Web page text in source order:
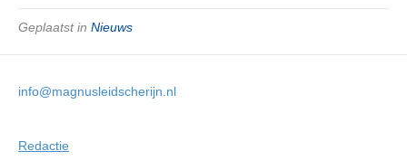
Geplaatst in Nieuws
info@magnusleidscherijn.nl
Redactie